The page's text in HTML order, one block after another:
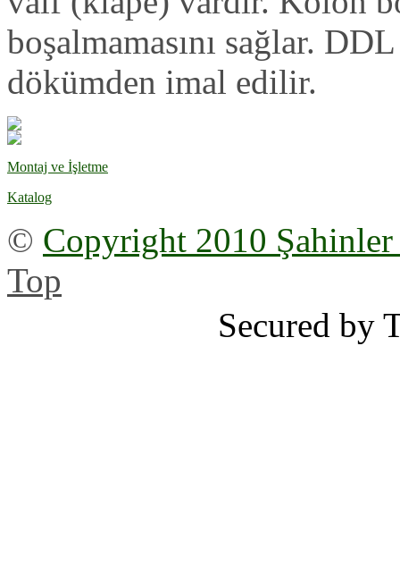
boşalmamasını sağlar.
dökümden imal edilir.
Montaj ve İşletme
Katalog
© Copyright 2010 Şahinler
Top
Secured by